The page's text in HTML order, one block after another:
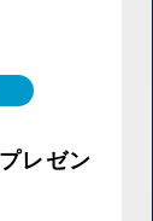
す。
レゼン